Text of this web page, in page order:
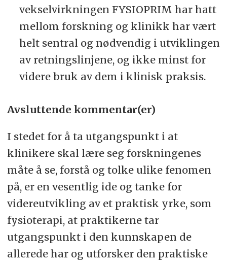
vekselvirkningen FYSIOPRIM har hatt
mellom forskning og klinikk har vært
helt sentral og nødvendig i utviklingen
av retningslinjene, og ikke minst for
videre bruk av dem i klinisk praksis.
Avsluttende kommentar(er)
I stedet for å ta utgangspunkt i at
klinikere skal lære seg forskningenes
måte å se, forstå og tolke ulike fenomen
på, er en vesentlig ide og tanke for
videreutvikling av et praktisk yrke, som
fysioterapi, at praktikerne tar
utgangspunkt i den kunnskapen de
allerede har og utforsker den praktiske